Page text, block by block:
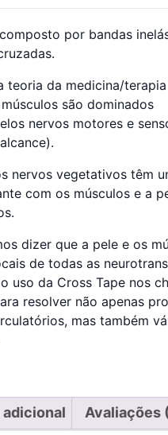
por bandas
teoria da medicina/terapia
são dominados
nervos motores e
nervos vegetativos têm
com os músculos e a
dizer que a pele e os
de todas as
uso da Cross Tape nos
resolver não apenas
mas também
Avaliações